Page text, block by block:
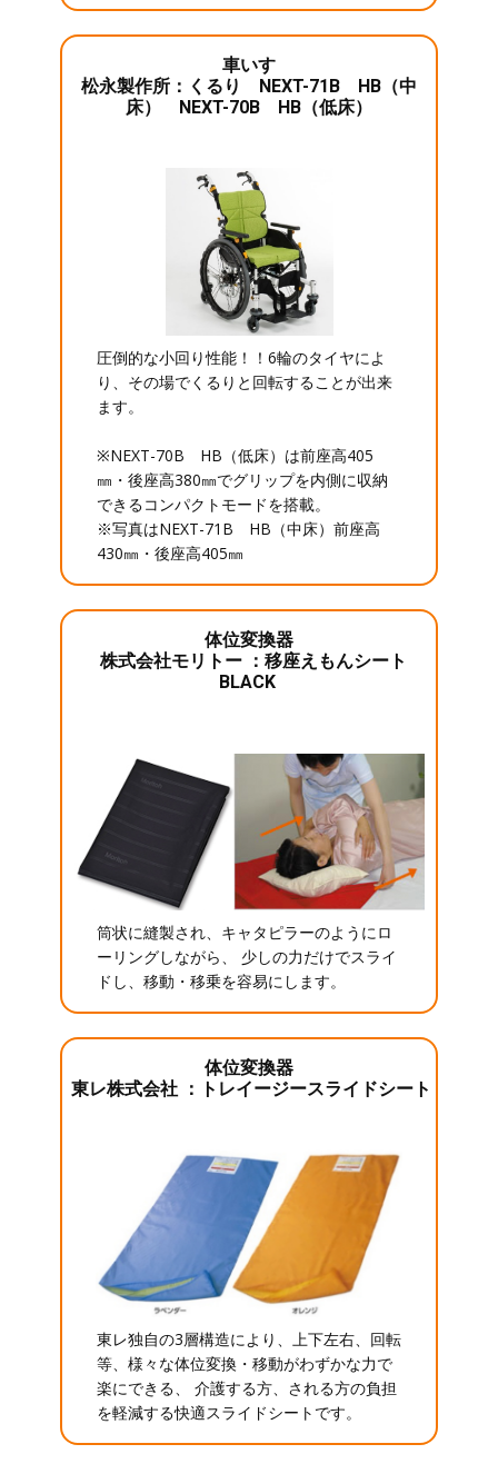
車いす
松永製作所：くるり NEXT-71B HB（中
床） NEXT-70B HB（低床）
圧倒的な小回り性能！！6輪のタイヤによ
り、その場でくるりと回転することが出来
ます。
※NEXT-70B HB（低床）は前座高405
㎜・後座高380㎜でグリップを内側に収納
できるコンパクトモードを搭載。
※写真はNEXT-71B HB（中床）前座高
430㎜・後座高405㎜
体位変換器
株式会社モリトー ：移座えもんシート
BLACK
筒状に縫製され、キャタピラーのようにロ
ーリングしながら、 少しの力だけでスライ
ドし、移動・移乗を容易にします。
体位変換器
東レ株式会社 ：トレイージースライドシート
東レ独自の3層構造により、上下左右、回転
等、様々な体位変換・移動がわずかな力で
楽にできる、 介護する方、される方の負担
を軽減する快適スライドシートです。